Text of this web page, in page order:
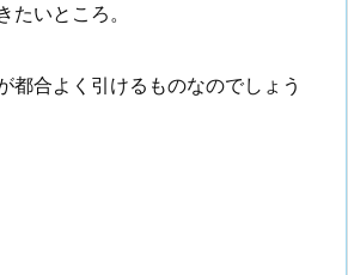
たいところ。
都合よく引けるものなのでしょう